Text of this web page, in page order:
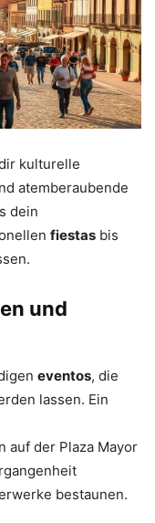
kulturelle
atemberaubende
dein
fiestas bis
und
eventos, die
lassen. Ein
auf der Plaza Mayor
bestaunen.